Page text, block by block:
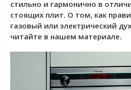
стильно и гармонично в
стоящих плит. О том, как
газовый или электрический
читайте в нашем материале.